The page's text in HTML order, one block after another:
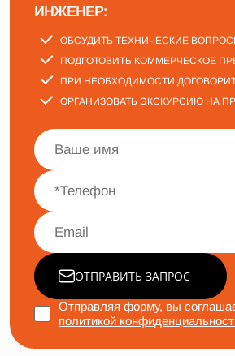
ИНЖЕНЕР:
ОБСУДИТЬ ТЕХНИЧЕСКИЕ
ПОДГОТОВИТЬ КОММЕРЧЕСКОЕ
ПРИ НЕОБХОДИМОСТИ
ОРГАНИЗОВАТЬ ЭКСКУРСИЮ НА
ОТПРАВИТЬ ЗАПРОС
Отправляя форму, вы
политикой